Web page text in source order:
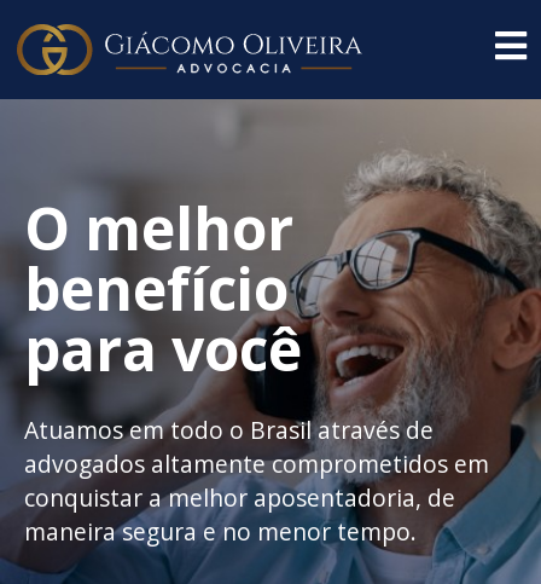
O melhor
benefício
para você
Atuamos em todo o Brasil através de
advogados altamente comprometidos em
conquistar a melhor aposentadoria, de
maneira segura e no menor tempo.